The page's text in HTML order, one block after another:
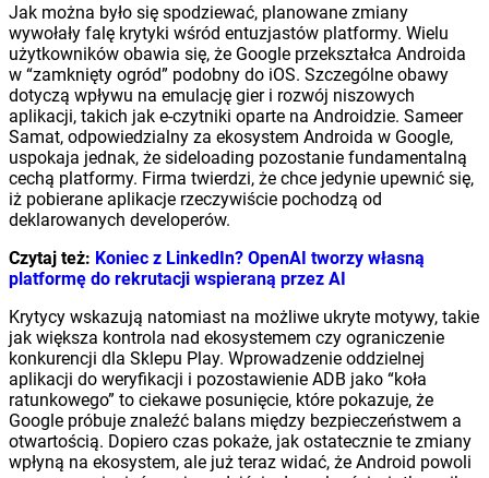
Jak można było się spodziewać, planowane zmiany
wywołały falę krytyki wśród entuzjastów platformy. Wielu
użytkowników obawia się, że Google przekształca Androida
w “zamknięty ogród” podobny do iOS. Szczególne obawy
dotyczą wpływu na emulację gier i rozwój niszowych
aplikacji, takich jak e-czytniki oparte na Androidzie. Sameer
Samat, odpowiedzialny za ekosystem Androida w Google,
uspokaja jednak, że sideloading pozostanie fundamentalną
cechą platformy. Firma twierdzi, że chce jedynie upewnić się,
iż pobierane aplikacje rzeczywiście pochodzą od
deklarowanych developerów.
Czytaj też: Koniec z LinkedIn? OpenAI tworzy własną
platformę do rekrutacji wspieraną przez AI
Krytycy wskazują natomiast na możliwe ukryte motywy, takie
jak większa kontrola nad ekosystemem czy ograniczenie
konkurencji dla Sklepu Play. Wprowadzenie oddzielnej
aplikacji do weryfikacji i pozostawienie ADB jako “koła
ratunkowego” to ciekawe posunięcie, które pokazuje, że
Google próbuje znaleźć balans między bezpieczeństwem a
otwartością. Dopiero czas pokaże, jak ostatecznie te zmiany
wpłyną na ekosystem, ale już teraz widać, że Android powoli